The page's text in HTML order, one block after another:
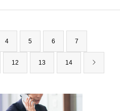
4 5 6 7
12 13 14